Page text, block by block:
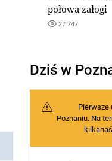
połowa załogi
27 747
Dziś w
Pierwsze
Poznaniu. Na